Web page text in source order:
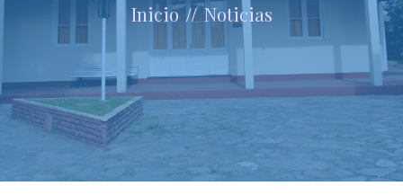
Inicio // Noticias